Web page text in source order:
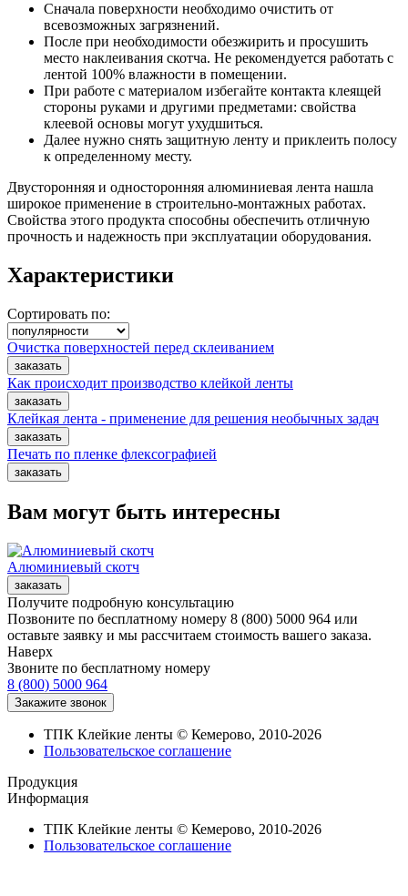
Сначала поверхности необходимо очистить от
всевозможных загрязнений.
После при необходимости обезжирить и просушить
место наклеивания скотча. Не рекомендуется работать с
лентой 100% влажности в помещении.
При работе с материалом избегайте контакта клеящей
стороны руками и другими предметами: свойства
клеевой основы могут ухудшиться.
Далее нужно снять защитную ленту и приклеить полосу
к определенному месту.
Двусторонняя и односторонняя алюминиевая лента нашла
широкое применение в строительно-монтажных работах.
Свойства этого продукта способны обеспечить отличную
прочность и надежность при эксплуатации оборудования.
Характеристики
Сортировать по:
Очистка поверхностей перед склеиванием
Как происходит производство клейкой ленты
Клейкая лента - применение для решения необычных задач
Печать по пленке флексографией
Вам могут быть интересны
Алюминиевый скотч
Получите подробную консультацию
Позвоните по бесплатному номеру 8 (800) 5000 964 или
оставьте заявку и мы рассчитаем стоимость вашего заказа.
Наверх
Звоните по бесплатному номеру
8 (800) 5000 964
ТПК Клейкие ленты © Кемерово, 2010-2026
Пользовательское соглашение
Продукция
Информация
ТПК Клейкие ленты © Кемерово, 2010-2026
Пользовательское соглашение